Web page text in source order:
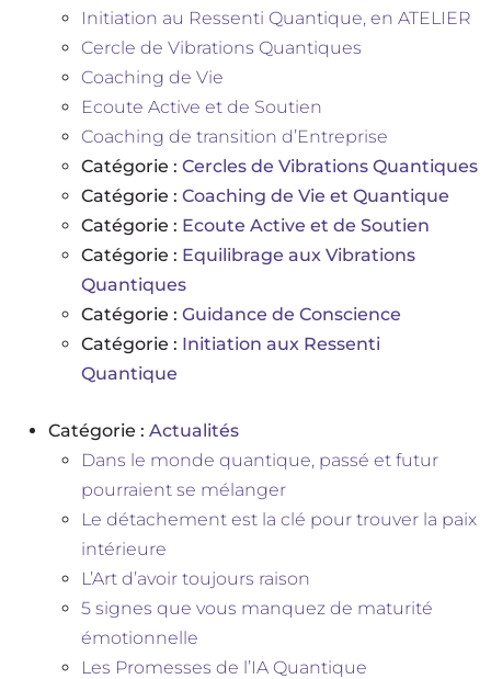
Initiation au Ressenti Quantique, en ATELIER
Cercle de Vibrations Quantiques
Coaching de Vie
Ecoute Active et de Soutien
Coaching de transition d’Entreprise
Catégorie : Cercles de Vibrations Quantiques
Catégorie : Coaching de Vie et Quantique
Catégorie : Ecoute Active et de Soutien
Catégorie : Equilibrage aux Vibrations
Quantiques
Catégorie : Guidance de Conscience
Catégorie : Initiation aux Ressenti
Quantique
Catégorie : Actualités
Dans le monde quantique, passé et futur
pourraient se mélanger
Le détachement est la clé pour trouver la paix
intérieure
L’Art d’avoir toujours raison
5 signes que vous manquez de maturité
émotionnelle
Les Promesses de l’IA Quantique